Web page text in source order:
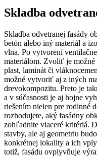
Skladba
Skladba odvetranej fasády
betón alebo iný materiál a
vlna. Po vytvorení
materiálom. Zvoliť je
plast, laminát či
možné vytvoriť aj z iných
drevokompozitu. Preto je
a v súčasnosti je aj hojne
riešením nielen pre rodinné
rozhodujete, aký fasádny
zohľadnite viaceré kritériá.
stavby, ale aj geometriu
konkrétnej lokality a ich
totiž, fasádu ovplyvňuje